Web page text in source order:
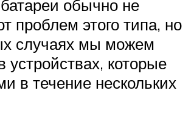
обычно не
проблем этого типа, но
случаях мы можем
устройствах, которые
в течение нескольких